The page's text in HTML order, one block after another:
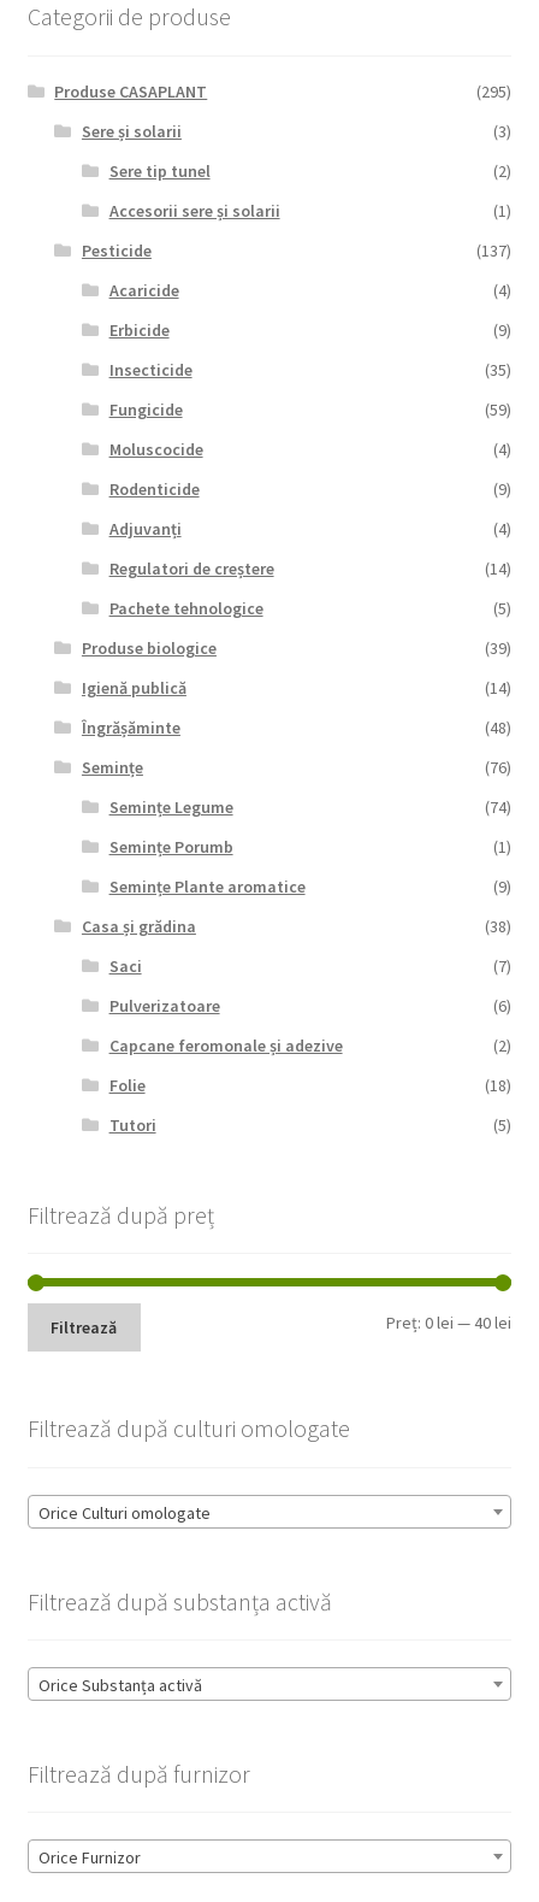
Categorii de produse
Produse CASAPLANT
(295)
Sere și solarii
(3)
Sere tip tunel
(2)
Accesorii sere și solarii
(1)
Pesticide
(137)
Acaricide
(4)
Erbicide
(9)
Insecticide
(35)
Fungicide
(59)
Moluscocide
(4)
Rodenticide
(9)
Adjuvanți
(4)
Regulatori de creștere
(14)
Pachete tehnologice
(5)
Produse biologice
(39)
Igienă publică
(14)
Îngrășăminte
(48)
Semințe
(76)
Semințe Legume
(74)
Semințe Porumb
(1)
Semințe Plante aromatice
(9)
Casa și grădina
(38)
Saci
(7)
Pulverizatoare
(6)
Capcane feromonale și adezive
(2)
Folie
(18)
Tutori
(5)
Filtrează după preț
Filtrează Preț:0 lei —40 lei
Filtrează după culturi omologate
Orice Culturi omologate
Filtrează după substanța activă
Orice Substanța activă
Filtrează după furnizor
Orice Furnizor